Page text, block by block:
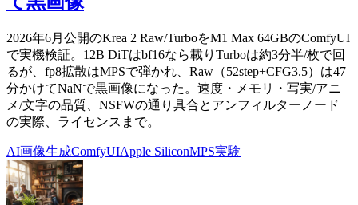
2026年6月公開のKrea 2 Raw/TurboをM1 Max 64GBのComfyUI
で実機検証。12B DiTはbf16なら載りTurboは約3分半/枚で回
るが、fp8拡散はMPSで弾かれ、Raw（52step+CFG3.5）は47
分かけてNaNで黒画像になった。速度・メモリ・写実/アニ
メ/文字の品質、NSFWの通り具合とアンフィルターノード
の実際、ライセンスまで。
AI画像生成ComfyUIApple SiliconMPS実験